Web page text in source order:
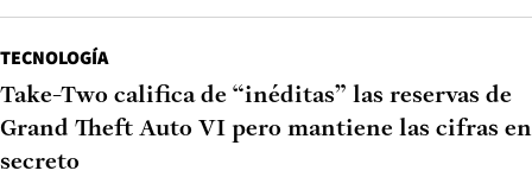
TECNOLOGÍA
Take-Two califica de “inéditas” las reservas de
Grand Theft Auto VI pero mantiene las cifras en
secreto